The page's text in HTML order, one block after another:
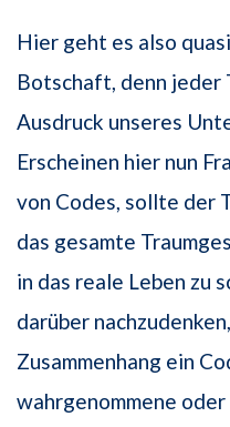
Hier geht es also
Botschaft, denn jeder
Ausdruck unseres
Erscheinen hier nun
von Codes, sollte der
das gesamte
in das reale Leben zu
darüber
Zusammenhang ein
wahrgenommene